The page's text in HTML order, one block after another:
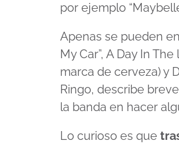
por ejemplo
Apenas se pueden
My Car”, A Day In
marca de cerveza) y
Ringo, describe
la banda en hacer
Lo curioso es que